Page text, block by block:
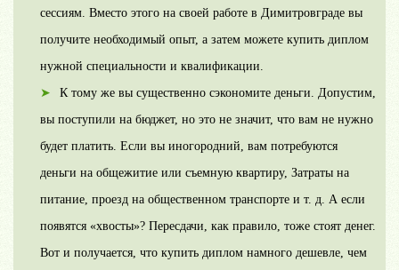
сессиям. Вместо этого на своей работе в Димитровграде вы
получите необходимый опыт, а затем можете купить диплом
нужной специальности и квалификации.
К тому же вы существенно сэкономите деньги. Допустим,
вы поступили на бюджет, но это не значит, что вам не нужно
будет платить. Если вы иногородний, вам потребуются
деньги на общежитие или съемную квартиру, Затраты на
питание, проезд на общественном транспорте и т. д. А если
появятся «хвосты»? Пересдачи, как правило, тоже стоят денег.
Вот и получается, что купить диплом намного дешевле, чем